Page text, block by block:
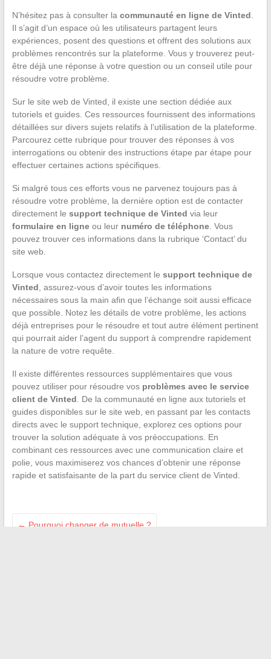
N’hésitez pas à consulter la communauté en ligne de Vinted
Il s’agit d’un espace où les utilisateurs partagent leurs
expériences, posent des questions et offrent des solutions aux
problèmes rencontrés sur la plateforme. Vous y trouverez peut-
être déjà une réponse à votre question ou un conseil utile pour
résoudre votre problème.
Sur le site web de Vinted, il existe une section dédiée aux
tutoriels et guides. Ces ressources fournissent des informations
détaillées sur divers sujets relatifs à l’utilisation de la plateforme.
Parcourez cette rubrique pour trouver des réponses à vos
interrogations ou obtenir des instructions étape par étape pour
effectuer certaines actions spécifiques.
Si malgré tous ces efforts vous ne parvenez toujours pas à
résoudre votre problème, la dernière option est de contacter
directement le support technique de Vinted via leur
formulaire en ligneou leur numéro de téléphone. Vous
pouvez trouver ces informations dans la rubrique ‘Contact’ du
site web.
Lorsque vous contactez directement le support technique de
Vinted , assurez-vous d’avoir toutes les informations
nécessaires sous la main afin que l’échange soit aussi efficace
que possible. Notez les détails de votre problème, les actions
déjà entreprises pour le résoudre et tout autre élément pertinent
qui pourrait aider l’agent du support à comprendre rapidement
la nature de votre requête.
Il existe différentes ressources supplémentaires que vous
pouvez utiliser pour résoudre vos problèmes avec le service
client de Vinted . De la communauté en ligne aux tutoriels et
guides disponibles sur le site web, en passant par les contacts
directs avec le support technique, explorez ces options pour
trouver la solution adéquate à vos préoccupations. En
combinant ces ressources avec une communication claire et
polie, vous maximiserez vos chances d’obtenir une réponse
rapide et satisfaisante de la part du service client de Vinted.
← Pourquoi changer de mutuelle ?